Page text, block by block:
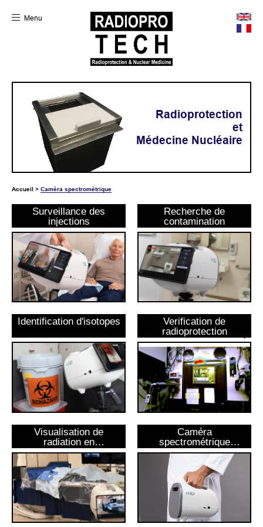
Menu
Radioprotection
et
Médecine Nucléaire
Accueil > Caméra spectrométrique
Surveillance des
injections
Recherche de
contamination
Identification d'isotopes
Verification de
radioprotection
Visualisation de
radiation en
peropératoire
Caméra
spectrométrique
portable